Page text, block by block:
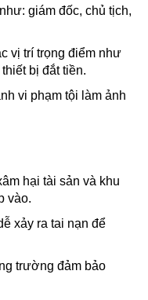
giám đốc, chủ tịch,
vị trí trọng điểm như
bị đắt tiền.
vi phạm tội làm ảnh
hại tài sản và khu
vào.
xảy ra tai nạn để
trường đảm bảo